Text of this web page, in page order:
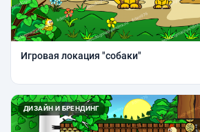
Игровая локация "собаки"
ДИЗАЙН И БРЕНДИНГ